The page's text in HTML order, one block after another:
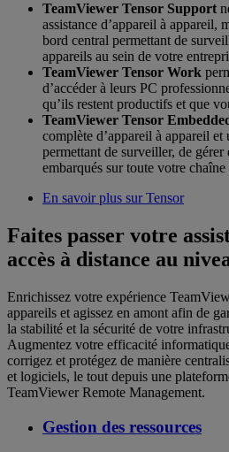
TeamViewer Tensor Support
assistance d’appareil à appareil,
bord central permettant de
appareils au sein de votre
TeamViewer Tensor Work
d’accéder à leurs PC
qu’ils restent productifs et que
TeamViewer Tensor
complète d’appareil à appareil
permettant de surveiller, de gérer
embarqués sur toute votre
En savoir plus sur Tensor
Faites passer votre
accès à distance au
Enrichissez votre expérience
appareils et agissez en amont afin de
la stabilité et la sécurité de votre
Augmentez votre efficacité
corrigez et protégez de manière
et logiciels, le tout depuis une
TeamViewer Remote Management.
Gestion des ressources